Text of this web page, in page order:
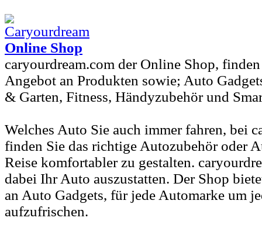
Online Shop
caryourdream.com der Online Shop,
Angebot an Produkten sowie; Auto
& Garten, Fitness, Händyzubehör und
Welches Auto Sie auch immer fahren, bei
finden Sie das richtige Autozubehör oder
Reise komfortabler zu gestalten.
dabei Ihr Auto auszustatten. Der Shop
an Auto Gadgets, für jede Automarke um
aufzufrischen.